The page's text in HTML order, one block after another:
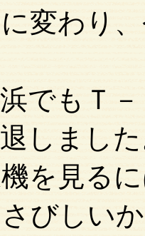
変わり
でもＴ
しまし
を見る
びしい